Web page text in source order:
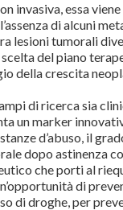
invasiva, essa
di alcuni
lesioni tumorali
del piano
della crescita
di ricerca sia
un marker
d’abuso, il
dopo astinenza
che porti al
di
di droghe, per